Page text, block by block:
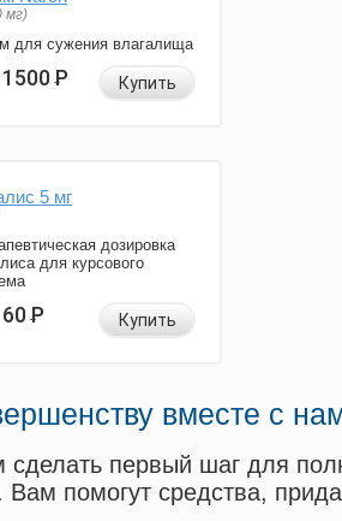
мг)
для сужения влагалища
1500Р Купить
5 мг
дозировка
для курсового
60Р Купить
вместе с
первый шаг для
Вам помогут средства,